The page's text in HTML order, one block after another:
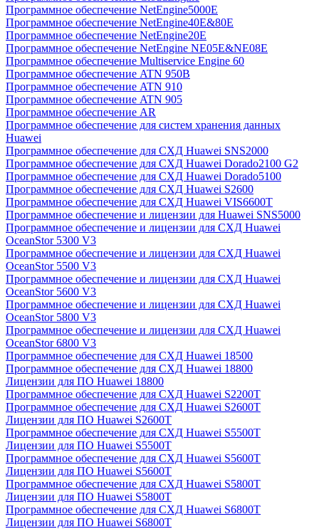
Программное обеспечение NetEngine5000E
Программное обеспечение NetEngine40E&80E
Программное обеспечение NetEngine20E
Программное обеспечение NetEngine NE05E&NE08E
Программное обеспечение Multiservice Engine 60
Программное обеспечение ATN 950B
Программное обеспечение ATN 910
Программное обеспечение ATN 905
Программное обеспечение AR
Программное обеспечение для систем хранения данных
Huawei
Программное обеспечение для СХД Huawei SNS2000
Программное обеспечение для СХД Huawei Dorado2100 G2
Программное обеспечение для СХД Huawei Dorado5100
Программное обеспечение для СХД Huawei S2600
Программное обеспечение для СХД Huawei VIS6600T
Программное обеспечение и лицензии для Huawei SNS5000
Программное обеспечение и лицензии для СХД Huawei
OceanStor 5300 V3
Программное обеспечение и лицензии для СХД Huawei
OceanStor 5500 V3
Программное обеспечение и лицензии для СХД Huawei
OceanStor 5600 V3
Программное обеспечение и лицензии для СХД Huawei
OceanStor 5800 V3
Программное обеспечение и лицензии для СХД Huawei
OceanStor 6800 V3
Программное обеспечение для СХД Huawei 18500
Программное обеспечение для СХД Huawei 18800
Лицензии для ПО Huawei 18800
Программное обеспечение для СХД Huawei S2200T
Программное обеспечение для СХД Huawei S2600T
Лицензии для ПО Huawei S2600T
Программное обеспечение для СХД Huawei S5500T
Лицензии для ПО Huawei S5500T
Программное обеспечение для СХД Huawei S5600T
Лицензии для ПО Huawei S5600T
Программное обеспечение для СХД Huawei S5800T
Лицензии для ПО Huawei S5800T
Программное обеспечение для СХД Huawei S6800T
Лицензии для ПО Huawei S6800T